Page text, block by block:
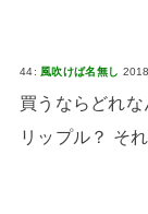
44: 風吹けば名無し
買うならどれな
リップル？ そ